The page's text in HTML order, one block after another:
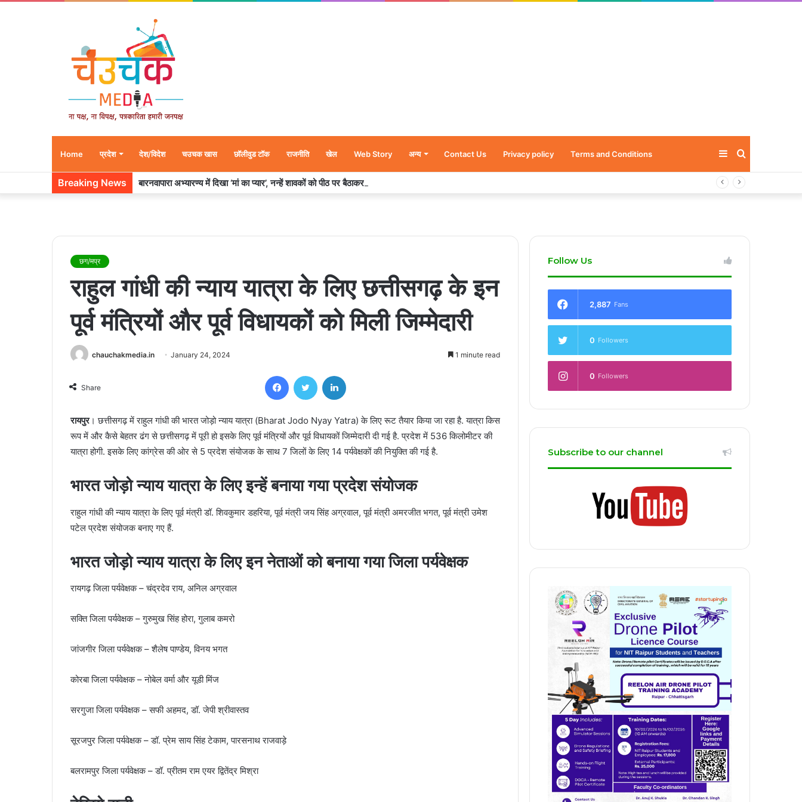
Home प्रदेश देश/विदेश चउचक खास छॉलीवुड टॉक राजनीति खेल Web Story अन्य Contact Us Privacy policy Terms and Conditions Sidebar
Breaking News बारनवापारा अभ्यारण्य में दिखा ‘मां का प्यार’, नन्हें शावकों को पीठ पर बैठाकर घूमती दिखी मादा भालू
छग/मप्र
राहुल गांधी की न्याय यात्रा के लिए छत्तीसगढ़ के इन
पूर्व मंत्रियों और पूर्व विधायकों को मिली जिम्मेदारी
chauchakmedia.in January 24, 2024 1 minute read
Share
FacebookTwitter
रायपुर। छत्तीसगढ़ में राहुल गांधी की भारत जोड़ो न्याय यात्रा (Bharat Jodo Nyay Yatra) के लिए रूट तैयार किया जा रहा है. यात्रा किस
रूप में और कैसे बेहतर ढंग से छत्तीसगढ़ में पूरी हो इसके लिए पूर्व मंत्रियों और पूर्व विधायकों जिम्मेदारी दी गई है. प्रदेश में 536 किलोमीटर की
यात्रा होगी. इसके लिए कांग्रेस की ओर से 5 प्रदेश संयोजक के साथ 7 जिलों के लिए 14 पर्यवेक्षकों की नियुक्ति की गई है.
भारत जोड़ो न्याय यात्रा के लिए इन्हें बनाया गया प्रदेश संयोजक
राहुल गांधी की न्याय यात्रा के लिए पूर्व मंत्री डॉ. शिवकुमार डहरिया, पूर्व मंत्री जय सिंह अग्रवाल, पूर्व मंत्री अमरजीत भगत, पूर्व मंत्री उमेश
पटेल प्रदेश संयोजक बनाए गए हैं.
भारत जोड़ो न्याय यात्रा के लिए इन नेताओं को बनाया गया जिला पर्यवेक्षक
रायगढ़ जिला पर्यवेक्षक – चंद्रदेव राय, अनिल अग्रवाल
सक्ति जिला पर्यवेक्षक – गुरुमुख सिंह होरा, गुलाब कमरो
जांजगीर जिला पर्यवेक्षक – शैलेष पाण्डेय, विनय भगत
कोरबा जिला पर्यवेक्षक – नोबेल वर्मा और यूडी मिंज
सरगुजा जिला पर्यवेक्षक – सफी अहमद, डॉ. जेपी श्रीवास्तव
सूरजपुर जिला पर्यवेक्षक – डॉ. प्रेम साय सिंह टेकाम, पारसनाथ राजवाड़े
बलरामपुर जिला पर्यवेक्षक – डॉ. प्रीतम राम एयर द्वितेंद्र मिश्रा
Follow Us
2,887 Fans
0 Followers
0 Followers
Subscribe to our channel